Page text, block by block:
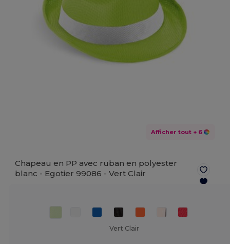
Afficher tout + 6
Chapeau en PP avec ruban en polyester
blanc - Egotier 99086 -Vert Clair
Vert Clair